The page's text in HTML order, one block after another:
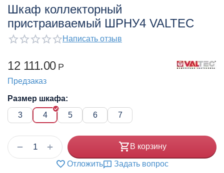
Шкаф коллекторный
пристраиваемый ШРНУ4 VALTEC
Написать отзыв
12 111.00 Р
Предзаказ
Размер шкафа:
3
4 5 6 7
+
− В корзину
Отложить Задать вопрос